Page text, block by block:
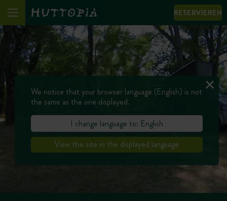
RESERVIEREN
We notice that your browser language (English) is not
the same as the one displayed.
I change language to: English
View the site in the displayed language